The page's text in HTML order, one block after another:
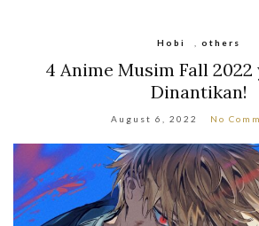
Hobi , others
4 Anime Musim Fall 2022
Dinantikan!
August 6, 2022 No